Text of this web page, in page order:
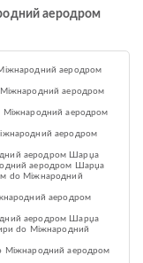
аеродром
аеродром
аеродром
Міжнародний аеродром
аеродром
аеродром Шарџа
аеродром Шарџа
do Міжнародний
аеродром
аеродром Шарџа
do Міжнародний
Міжнародний аеродром